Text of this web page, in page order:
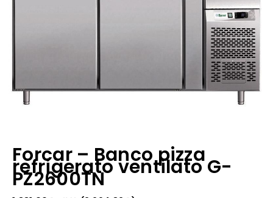
Forcar – Banco pizza
refrigerato ventilato G-
PZ2600TN